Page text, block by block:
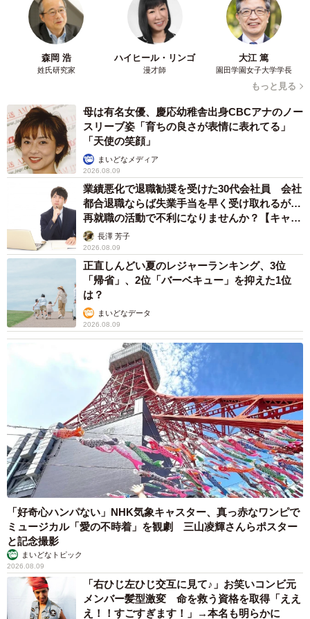
してＳＮＳ（会員制交流サイト）に投稿している。京都府
内では宇治田原町が保育所での事業に「体づくりデ茶レン
ジャー」と命名し、同志社女子大（京都府京田辺市）の学
生は昨年「茶れんじゃー」を結成して動画投稿サイトで発
静岡・島田 イベントなどに登場する「茶レンジャー」（ＳＮＳの投稿
写真）
「安易な駄じゃれでは」という声もあるが、シンプルで
覚えやすいおかげか、活動は各地で定着しつつある。宇治
市の茶レンジャーでは、元メンバーが昨年１０月にオープ
ンした観光施設で宇治茶の普及に尽力するなど各地で新た
な展開も見せる。
森岡 浩
姓氏研究家
ハイヒール・リンゴ
漫才師
大江 篤
園田学園女子大学学長
もっと見る
母は有名女優、慶応幼稚舎出身CBCアナのノー
スリーブ姿「育ちの良さが表情に表れてる」
「天使の笑顔」
まいどなメディア
2026.08.09
業績悪化で退職勧奨を受けた30代会社員 会社
都合退職ならば失業手当を早く受け取れるが…
再就職の活動で不利になりませんか？【キャリ
アカウンセラーが解説】
長澤 芳子
2026.08.09
正直しんどい夏のレジャーランキング、3位
「帰省」、2位「バーベキュー」を抑えた1位
は？
まいどなデータ
2026.08.09
「好奇心ハンパない」NHK気象キャスター、真っ赤なワンピで
ミュージカル「愛の不時着」を観劇 三山凌輝さんらポスター
と記念撮影
まいどなトピック
2026.08.09
「右ひじ左ひじ交互に見て♪」お笑いコンビ元
メンバー髪型激変 命を救う資格を取得「ええ
え！！すごすぎます！」→本名も明らかに